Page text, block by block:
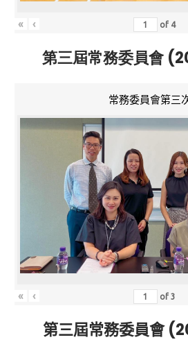
« ‹ of 4
第三屆常務委員會
常務委員會第三
« ‹ of3
第三屆常務委員會